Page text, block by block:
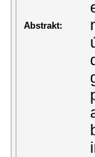
Abstrakt: